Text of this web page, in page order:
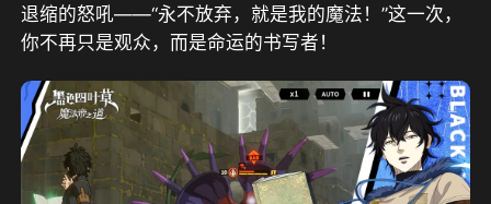
退缩的怒吼——“永不放弃，就是我的魔法！”这一次，
你不再只是观众，而是命运的书写者！